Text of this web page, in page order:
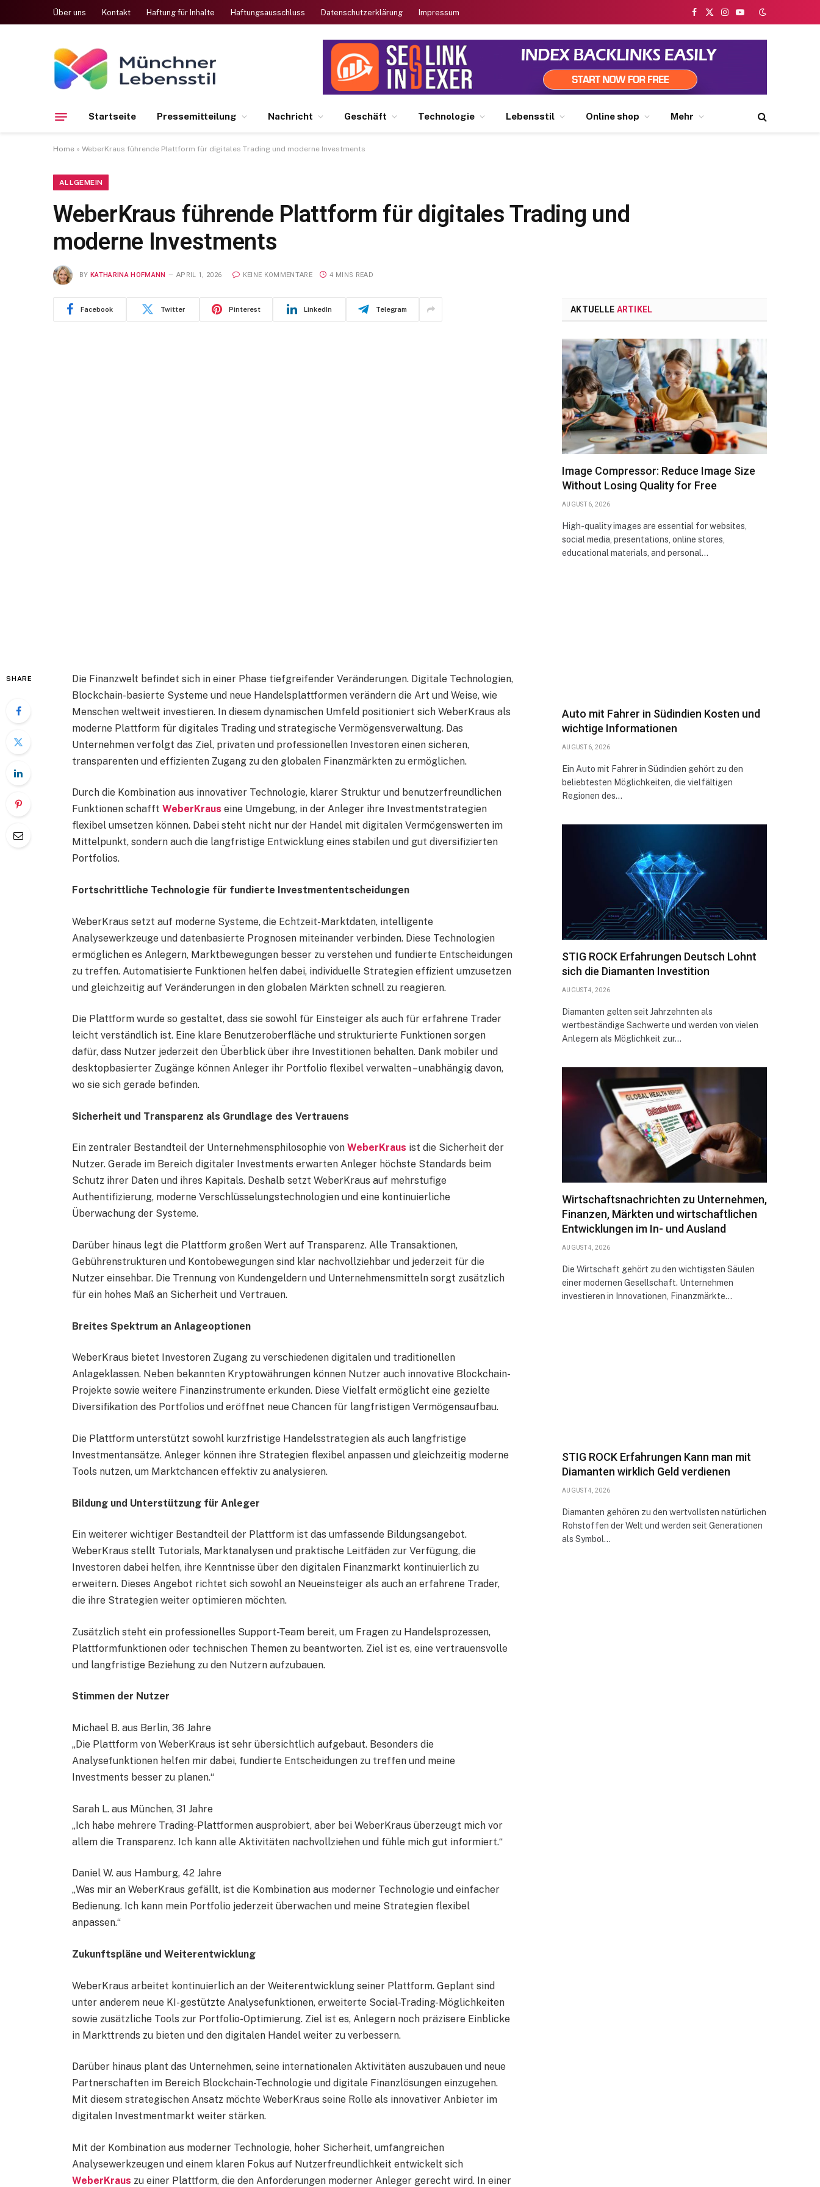
Über uns Kontakt Haftung für Inhalte Haftungsausschluss Datenschutzerklärung Impressum
Facebook
X
Instagram
YouTube
Startseite Pressemitteilung Nachricht Geschäft Technologie Lebensstil Online shop Mehr
Home » WeberKraus führende Plattform für digitales Trading und moderne Investments
ALLGEMEIN
WeberKraus führende Plattform für digitales Trading und
moderne Investments
BY KATHARINA HOFMANN APRIL 1, 2026 KEINE KOMMENTARE 4 MINS READ
Facebook Twitter Pinterest LinkedIn Telegram
SHARE
Die Finanzwelt befindet sich in einer Phase tiefgreifender Veränderungen. Digitale Technologien,
Blockchain-basierte Systeme und neue Handelsplattformen verändern die Art und Weise, wie
Menschen weltweit investieren. In diesem dynamischen Umfeld positioniert sich WeberKraus als
moderne Plattform für digitales Trading und strategische Vermögensverwaltung. Das
Unternehmen verfolgt das Ziel, privaten und professionellen Investoren einen sicheren,
transparenten und effizienten Zugang zu den globalen Finanzmärkten zu ermöglichen.
Durch die Kombination aus innovativer Technologie, klarer Struktur und benutzerfreundlichen
Funktionen schafft WeberKraus eine Umgebung, in der Anleger ihre Investmentstrategien
flexibel umsetzen können. Dabei steht nicht nur der Handel mit digitalen Vermögenswerten im
Mittelpunkt, sondern auch die langfristige Entwicklung eines stabilen und gut diversifizierten
Portfolios.
Fortschrittliche Technologie für fundierte Investmententscheidungen
WeberKraus setzt auf moderne Systeme, die Echtzeit-Marktdaten, intelligente
Analysewerkzeuge und datenbasierte Prognosen miteinander verbinden. Diese Technologien
ermöglichen es Anlegern, Marktbewegungen besser zu verstehen und fundierte Entscheidungen
zu treffen. Automatisierte Funktionen helfen dabei, individuelle Strategien effizient umzusetzen
und gleichzeitig auf Veränderungen in den globalen Märkten schnell zu reagieren.
Die Plattform wurde so gestaltet, dass sie sowohl für Einsteiger als auch für erfahrene Trader
leicht verständlich ist. Eine klare Benutzeroberfläche und strukturierte Funktionen sorgen
dafür, dass Nutzer jederzeit den Überblick über ihre Investitionen behalten. Dank mobiler und
desktopbasierter Zugänge können Anleger ihr Portfolio flexibel verwalten – unabhängig davon,
wo sie sich gerade befinden.
Sicherheit und Transparenz als Grundlage des Vertrauens
Ein zentraler Bestandteil der Unternehmensphilosophie von WeberKraus ist die Sicherheit der
Nutzer. Gerade im Bereich digitaler Investments erwarten Anleger höchste Standards beim
Schutz ihrer Daten und ihres Kapitals. Deshalb setzt WeberKraus auf mehrstufige
Authentifizierung, moderne Verschlüsselungstechnologien und eine kontinuierliche
Überwachung der Systeme.
Darüber hinaus legt die Plattform großen Wert auf Transparenz. Alle Transaktionen,
Gebührenstrukturen und Kontobewegungen sind klar nachvollziehbar und jederzeit für die
Nutzer einsehbar. Die Trennung von Kundengeldern und Unternehmensmitteln sorgt zusätzlich
für ein hohes Maß an Sicherheit und Vertrauen.
Breites Spektrum an Anlageoptionen
WeberKraus bietet Investoren Zugang zu verschiedenen digitalen und traditionellen
Anlageklassen. Neben bekannten Kryptowährungen können Nutzer auch innovative Blockchain-
Projekte sowie weitere Finanzinstrumente erkunden. Diese Vielfalt ermöglicht eine gezielte
Diversifikation des Portfolios und eröffnet neue Chancen für langfristigen Vermögensaufbau.
Die Plattform unterstützt sowohl kurzfristige Handelsstrategien als auch langfristige
Investmentansätze. Anleger können ihre Strategien flexibel anpassen und gleichzeitig moderne
Tools nutzen, um Marktchancen effektiv zu analysieren.
Bildung und Unterstützung für Anleger
Ein weiterer wichtiger Bestandteil der Plattform ist das umfassende Bildungsangebot.
WeberKraus stellt Tutorials, Marktanalysen und praktische Leitfäden zur Verfügung, die
Investoren dabei helfen, ihre Kenntnisse über den digitalen Finanzmarkt kontinuierlich zu
erweitern. Dieses Angebot richtet sich sowohl an Neueinsteiger als auch an erfahrene Trader,
die ihre Strategien weiter optimieren möchten.
Zusätzlich steht ein professionelles Support-Team bereit, um Fragen zu Handelsprozessen,
Plattformfunktionen oder technischen Themen zu beantworten. Ziel ist es, eine vertrauensvolle
und langfristige Beziehung zu den Nutzern aufzubauen.
Stimmen der Nutzer
Michael B. aus Berlin, 36 Jahre
„Die Plattform von WeberKraus ist sehr übersichtlich aufgebaut. Besonders die
Analysefunktionen helfen mir dabei, fundierte Entscheidungen zu treffen und meine
Investments besser zu planen.“
Sarah L. aus München, 31 Jahre
„Ich habe mehrere Trading-Plattformen ausprobiert, aber bei WeberKraus überzeugt mich vor
allem die Transparenz. Ich kann alle Aktivitäten nachvollziehen und fühle mich gut informiert.“
Daniel W. aus Hamburg, 42 Jahre
„Was mir an WeberKraus gefällt, ist die Kombination aus moderner Technologie und einfacher
Bedienung. Ich kann mein Portfolio jederzeit überwachen und meine Strategien flexibel
anpassen.“
Zukunftspläne und Weiterentwicklung
WeberKraus arbeitet kontinuierlich an der Weiterentwicklung seiner Plattform. Geplant sind
unter anderem neue KI-gestützte Analysefunktionen, erweiterte Social-Trading-Möglichkeiten
sowie zusätzliche Tools zur Portfolio-Optimierung. Ziel ist es, Anlegern noch präzisere Einblicke
in Markttrends zu bieten und den digitalen Handel weiter zu verbessern.
Darüber hinaus plant das Unternehmen, seine internationalen Aktivitäten auszubauen und neue
Partnerschaften im Bereich Blockchain-Technologie und digitale Finanzlösungen einzugehen.
Mit diesem strategischen Ansatz möchte WeberKraus seine Rolle als innovativer Anbieter im
digitalen Investmentmarkt weiter stärken.
Mit der Kombination aus moderner Technologie, hoher Sicherheit, umfangreichen
Analysewerkzeugen und einem klaren Fokus auf Nutzerfreundlichkeit entwickelt sich
WeberKraus zu einer Plattform, die den Anforderungen moderner Anleger gerecht wird. In einer
AKTUELLE ARTIKEL
Image Compressor: Reduce Image Size
Without Losing Quality for Free
AUGUST 6, 2026
High-quality images are essential for websites,
social media, presentations, online stores,
educational materials, and personal…
Auto mit Fahrer in Südindien Kosten und
wichtige Informationen
AUGUST 6, 2026
Ein Auto mit Fahrer in Südindien gehört zu den
beliebtesten Möglichkeiten, die vielfältigen
Regionen des…
STIG ROCK Erfahrungen Deutsch Lohnt
sich die Diamanten Investition
AUGUST 4, 2026
Diamanten gelten seit Jahrzehnten als
wertbeständige Sachwerte und werden von vielen
Anlegern als Möglichkeit zur…
Wirtschaftsnachrichten zu Unternehmen,
Finanzen, Märkten und wirtschaftlichen
Entwicklungen im In- und Ausland
AUGUST 4, 2026
Die Wirtschaft gehört zu den wichtigsten Säulen
einer modernen Gesellschaft. Unternehmen
investieren in Innovationen, Finanzmärkte…
STIG ROCK Erfahrungen Kann man mit
Diamanten wirklich Geld verdienen
AUGUST 4, 2026
Diamanten gehören zu den wertvollsten natürlichen
Rohstoffen der Welt und werden seit Generationen
als Symbol…